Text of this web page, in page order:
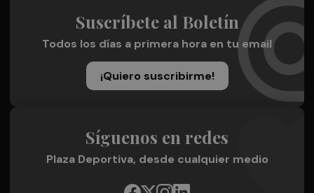
Suscríbete al Boletín
Todos los días a primera hora en tu email
¡Quiero suscribirme!
Síguenos en redes
Plaza Deportiva, desde cualquier medio